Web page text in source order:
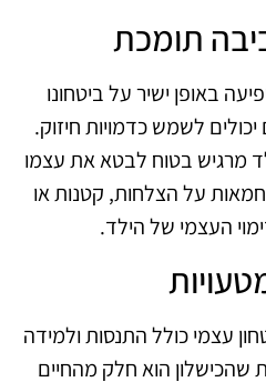
תומכת
באופן ישיר על ביטחונו
לשמש כדמויות חיזוק.
מרגיש בטוח לבטא את עצמו
על הצלחות, קטנות או
העצמי של הילד.
עצמי כולל התנסות ולמידה
שהכישלון הוא חלק מהחיים